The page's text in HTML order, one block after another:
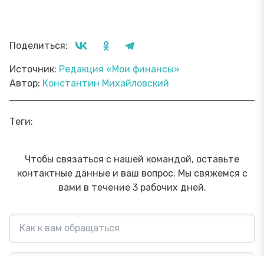
Поделиться:
Источник: Редакция «Мои финансы»
Автор: Константин Михайловский
Теги:
Чтобы связаться с нашей командой, оставьте
контактные данные и ваш вопрос. Мы свяжемся с
вами в течение 3 рабочих дней.